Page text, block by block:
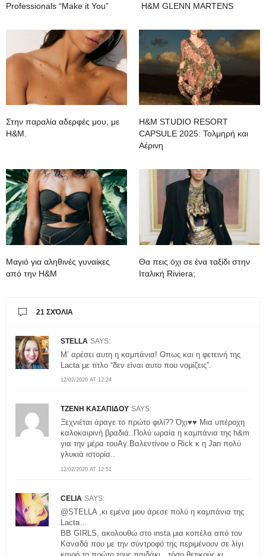
Professionals “Make it You”
H&M GLENN MARTENS
Στην παραλία αδερφές μου, με
H&M.
H&M STUDIO RESORT
CAPSULE 2025: Τολμηρή και
Αέρινη
Μαγιό για αληθινές γυναίκες
από την H&M
Θα πεις όχι σε ένα ταξίδι στην
Ιταλική Riviera;
21 ΣΧΌΛΙΑ
STELLA SAYS:
12/02/2020 AT 12:24
M’ αρέσει αυτη η καμπάνια! Οπως και η φετεινή της
Lacta με τίτλο “δεν είναι αυτο που νομίζεις”.
ΤΖΕΝΗ ΚΑΣΑΠΙΔΟΥ SAYS:
12/02/2020 AT 12:51
Ξεχνιέται άραγε το πρώτο φιλί?? Όχι♥♥ Μια υπέροχη
καλοκαιρινή βραδιά..Πολύ ωραία η καμπάνια της h&m
για την μέρα τουΑγ.Βαλεντίνου ο Rick κ η Jan πολύ
γλυκιά ιστορία..
CELIA SAYS:
@STELLA ,κι εμένα μου άρεσε πολύ η καμπάνια της
Lacta…
BB GIRLS, ακολουθώ στο ιnsta μια κοπέλα από τον
Καναδά που με την σύντροφό της περιμένουν σε λίγι
καιρό το,πρώτο τους παιδάκι…τόσο θετικούς κι